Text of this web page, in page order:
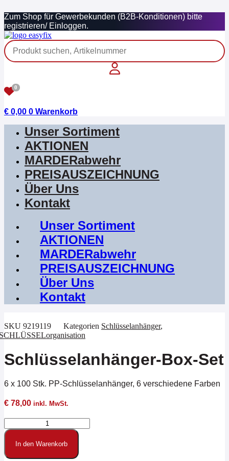
Inhalt
springen
Zum Shop für Gewerbekunden (B2B-Konditionen) bitte
registrieren/ Einloggen.
0
€ 0,00 0 Warenkorb
Unser Sortiment
AKTIONEN
MARDERabwehr
PREISAUSZEICHNUNG
Über Uns
Kontakt
Unser Sortiment
AKTIONEN
MARDERabwehr
PREISAUSZEICHNUNG
Über Uns
Kontakt
SKU 9219119 Kategorien Schlüsselanhänger,
Schlüsselanhänger-Box-Set
6 x 100 Stk. PP-Schlüsselanhänger, 6 verschiedene Farben
€ 78,00 inkl. MwSt.
Schlüsselanhänger-
Box-
In den Warenkorb